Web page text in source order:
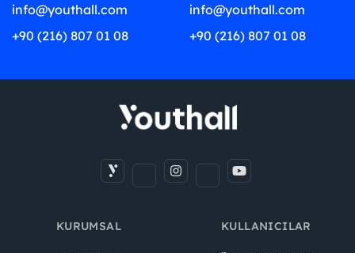
info@youthall.com
info@youthall.com
+90 (216) 807 01 08
+90 (216) 807 01 08
KURUMSAL KULLANICILAR